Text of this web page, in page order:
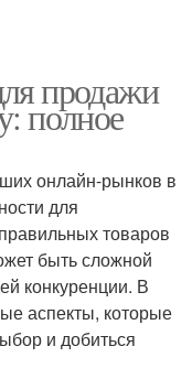
продажи
полное
онлайн-рынков в
для
товаров
быть сложной
конкуренции. В
аспекты, которые
и добиться